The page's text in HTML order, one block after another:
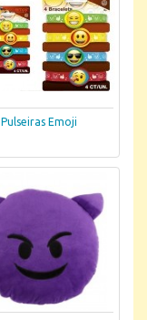
Pulseiras Emoji